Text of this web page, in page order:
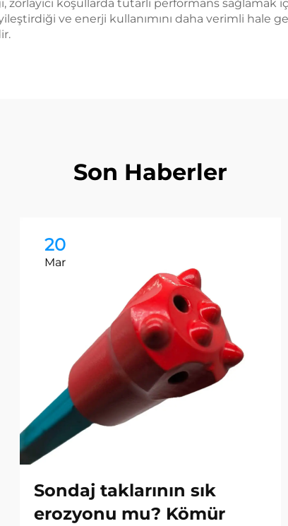
zorlayıcı koşullarda tutarlı performans
iyileştirdiği ve enerji kullanımını daha verimli
Son Haberler
20
Mar
Sondaj taklarının sık
erozyonu mu? Kömür